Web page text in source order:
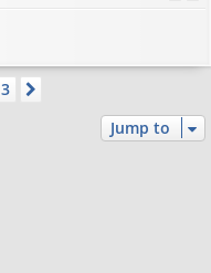
3
Jump to